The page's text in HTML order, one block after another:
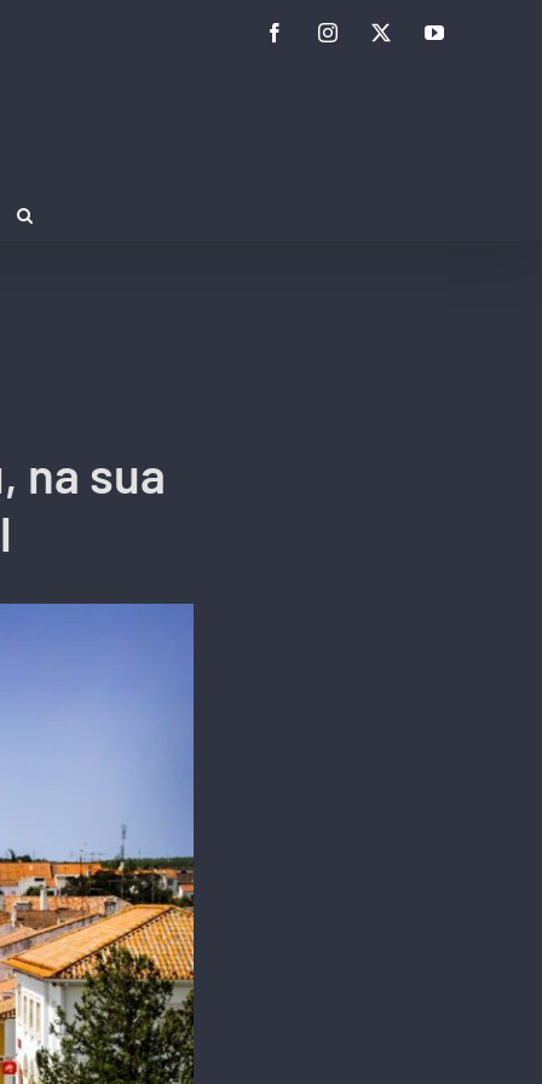
FacebookInstagramTwitterYouTube
na sua